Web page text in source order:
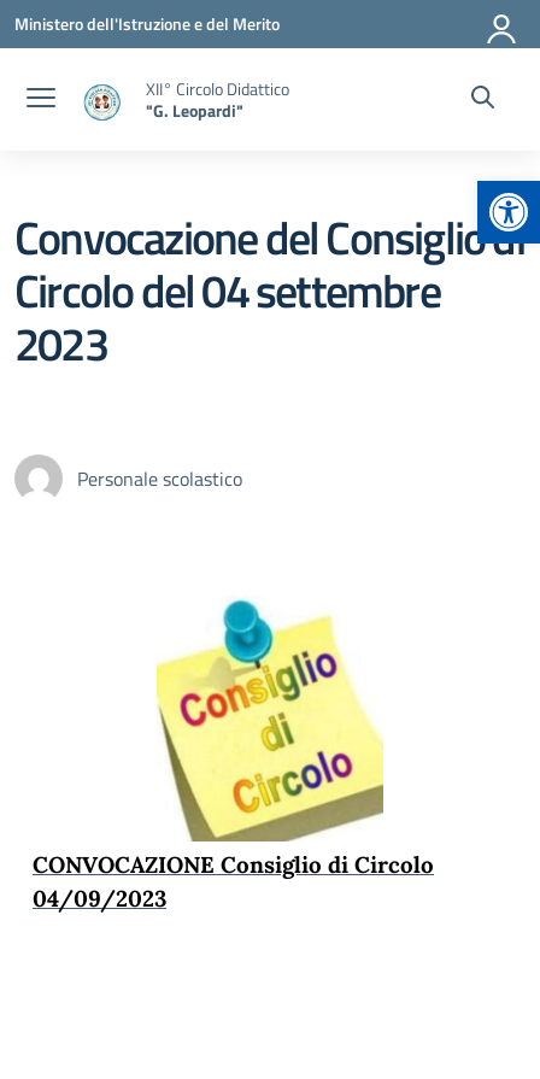
Vai ai contenuti
Vai al menu di navigazione
Vai al footer
Ministero dell'Istruzione e del Merito
XII° Circolo Didattico
"G. Leopardi"
Convocazione del Consiglio di
Circolo del 04 settembre
2023
Personale scolastico
CONVOCAZIONE Consiglio di Circolo
04/09/2023